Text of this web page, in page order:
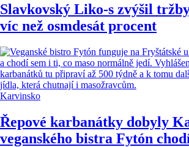
Slavkovský Liko-s zvýšil
víc než osmdesát procent
Karvinsko
Řepové karbanátky dobyly
veganského bistra Fytón